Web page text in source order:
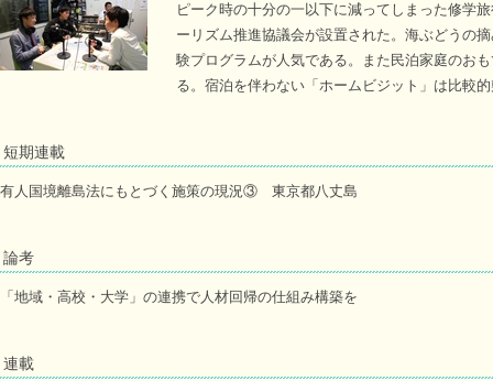
ピーク時の十分の一以下に減ってしまった修学
ーリズム推進協議会が設置された。海ぶどうの
験プログラムが人気である。また民泊家庭のお
る。宿泊を伴わない「ホームビジット」は比較
短期連載
有人国境離島法にもとづく施策の現況③ 東京都八丈島
論考
「地域・高校・大学」の連携で人材回帰の仕組み構築を
連載